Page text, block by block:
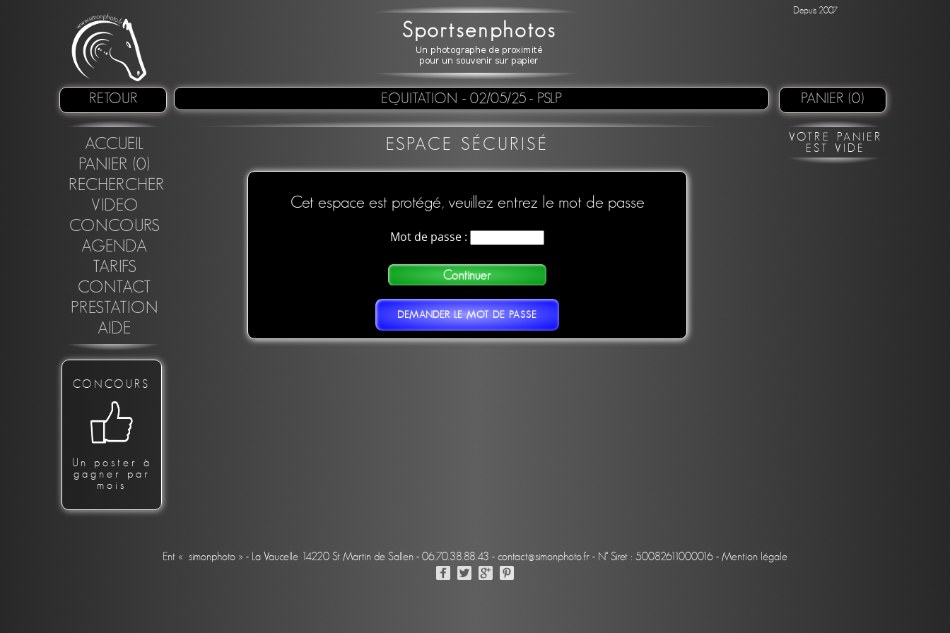
Depuis 2007
RETOUR EQUITATION - 02/05/25 - PSLP PANIER (0)
ACCUEIL
PANIER (0)
RECHERCHER
VIDEO
CONCOURS
AGENDA
TARIFS
CONTACT
PRESTATION
AIDE
CONCOURS
Un poster à
gagner par
mois
ESPACE SÉCURISÉ
Cet espace est protégé, veuillez entrez le mot de passe
Mot de passe :
DEMANDER LE MOT DE PASSE
VOTRE PANIER
EST VIDE
Ent « simonphoto » - La Vaucelle 14220 St Martin de Sallen - 06.70.38.88.43 - contact@simonphoto.fr - N° Siret : 50082611000016 - Mention légale